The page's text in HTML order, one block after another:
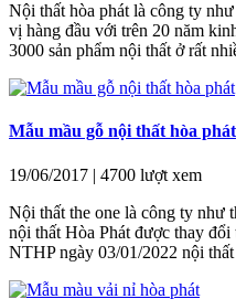
Nội thất hòa phát là công ty
vị hàng đầu với trên 20 năm
3000 sản phẩm nội thất ở rất
Mẫu mầu gỗ nội thất hòa phát
19/06/2017 | 4700 lượt xem
Nội thất the one là công ty như
nội thất Hòa Phát được thay
NTHP ngày 03/01/2022 nội